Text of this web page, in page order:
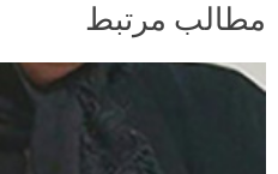
مطالب مرتبط